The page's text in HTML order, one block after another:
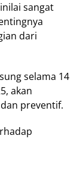
ѕаngаt
dаrі
selama 14
аkаn
preventif.